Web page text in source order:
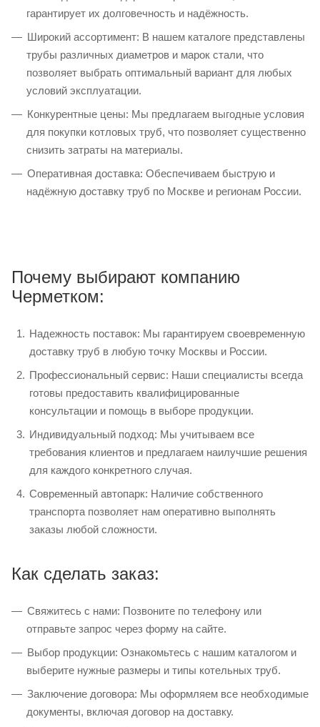
гарантирует их долговечность и надёжность.
Широкий ассортимент: В нашем каталоге представлены
трубы различных диаметров и марок стали, что
позволяет выбрать оптимальный вариант для любых
условий эксплуатации.
Конкурентные цены: Мы предлагаем выгодные условия
для покупки котловых труб, что позволяет существенно
снизить затраты на материалы.
Оперативная доставка: Обеспечиваем быструю и
надёжную доставку труб по Москве и регионам России.
Почему выбирают компанию
Черметком:
Надежность поставок: Мы гарантируем своевременную
доставку труб в любую точку Москвы и России.
Профессиональный сервис: Наши специалисты всегда
готовы предоставить квалифицированные
консультации и помощь в выборе продукции.
Индивидуальный подход: Мы учитываем все
требования клиентов и предлагаем наилучшие решения
для каждого конкретного случая.
Современный автопарк: Наличие собственного
транспорта позволяет нам оперативно выполнять
заказы любой сложности.
Как сделать заказ:
Свяжитесь с нами: Позвоните по телефону или
отправьте запрос через форму на сайте.
Выбор продукции: Ознакомьтесь с нашим каталогом и
выберите нужные размеры и типы котельных труб.
Заключение договора: Мы оформляем все необходимые
документы, включая договор на доставку.